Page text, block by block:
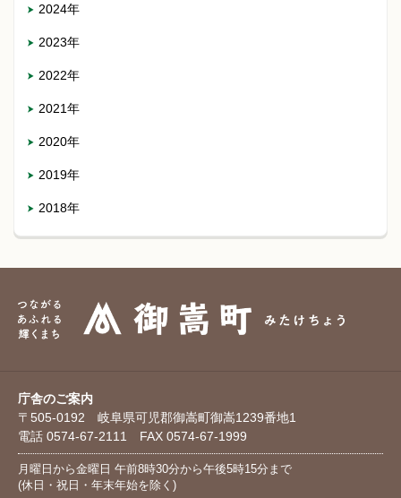
2024年
2023年
2022年
2021年
2020年
2019年
2018年
庁舎のご案内
〒505-0192 岐阜県可児郡御嵩町御嵩1239番地1
電話 0574-67-2111 FAX 0574-67-1999
月曜日から金曜日 午前8時30分から午後5時15分まで
(休日・祝日・年末年始を除く)